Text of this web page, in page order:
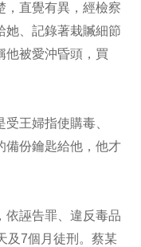
，直覺有異，經檢察
她、記錄著栽贓細節
他被愛沖昏頭，買
王婦指使購毒、
備份鑰匙給他，他才
依誣告罪、違反毒品
及7個月徒刑。蔡某